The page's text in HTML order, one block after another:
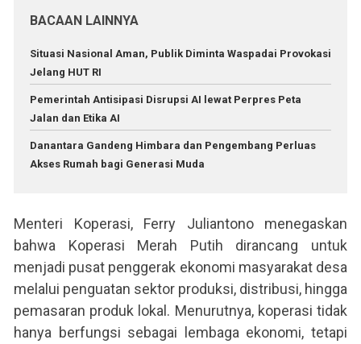
BACAAN LAINNYA
Situasi Nasional Aman, Publik Diminta Waspadai Provokasi
Jelang HUT RI
Pemerintah Antisipasi Disrupsi AI lewat Perpres Peta
Jalan dan Etika AI
Danantara Gandeng Himbara dan Pengembang Perluas
Akses Rumah bagi Generasi Muda
Menteri Koperasi, Ferry Juliantono menegaskan
bahwa Koperasi Merah Putih dirancang untuk
menjadi pusat penggerak ekonomi masyarakat desa
melalui penguatan sektor produksi, distribusi, hingga
pemasaran produk lokal. Menurutnya, koperasi tidak
hanya berfungsi sebagai lembaga ekonomi, tetapi